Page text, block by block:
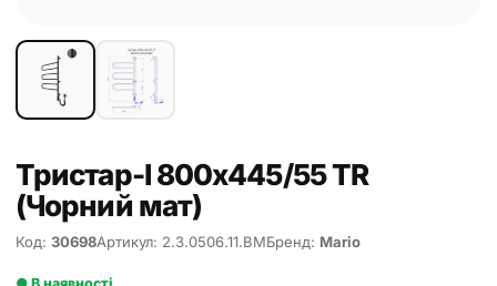
Тристар-І 800х445/55 TR
(Чорний мат)
Код: 30698Артикул: 2.3.0506.11.BMБренд: Mario